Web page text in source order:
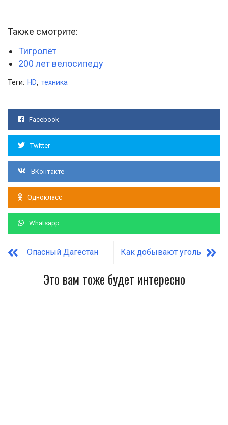
Также смотрите:
Тигролёт
200 лет велосипеду
Теги: HD, техника
Facebook
Twitter
ВКонтакте
Однокласс
Whatsapp
Опасный Дагестан Как добывают уголь
Это вам тоже будет интересно